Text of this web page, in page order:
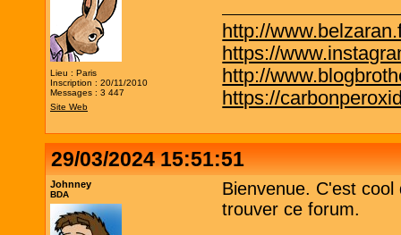
Lieu : Paris
Inscription : 20/11/2010
Messages : 3 447
Site Web
http://
https://
http://
https://
29/03/2024 15:51:51
Johnney
BDA
Bienvenue. C'est
trouver ce forum.